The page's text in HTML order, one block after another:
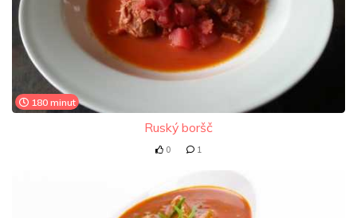
180 minut
Ruský boršč
0 1